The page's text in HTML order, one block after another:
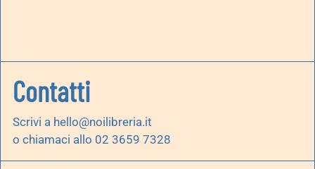
Contatti
Scrivi a hello@noilibreria.it
o chiamaci allo 02 3659 7328